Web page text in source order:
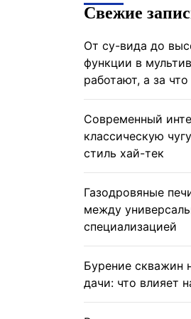
Свежие
От су-вида до
функции в
работают, а за
Современный
классическую
стиль хай-тек
Газодровяные
между
специализацией
Бурение скважин
дачи: что влияет